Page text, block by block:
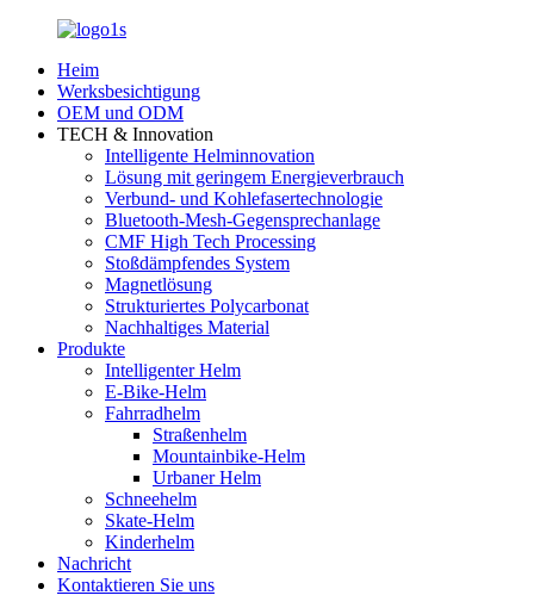
Heim
Werksbesichtigung
OEM und ODM
TECH & Innovation
Intelligente Helminnovation
Lösung mit geringem Energieverbrauch
Verbund- und Kohlefasertechnologie
Bluetooth-Mesh-Gegensprechanlage
CMF High Tech Processing
Stoßdämpfendes System
Magnetlösung
Strukturiertes Polycarbonat
Nachhaltiges Material
Produkte
Intelligenter Helm
E-Bike-Helm
Fahrradhelm
Straßenhelm
Mountainbike-Helm
Urbaner Helm
Schneehelm
Skate-Helm
Kinderhelm
Nachricht
Kontaktieren Sie uns